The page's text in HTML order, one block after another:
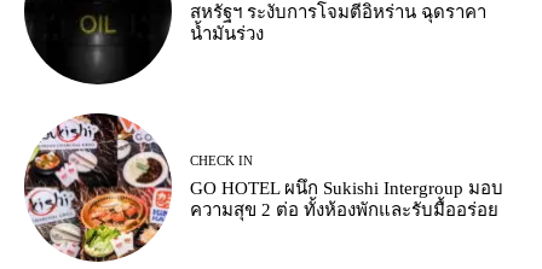
สหรัฐฯ ระงับการโจมตีอิหร่าน ฉุดราคา
น้ำมันร่วง
CHECK IN
GO HOTEL ผนึก Sukishi Intergroup มอบ
ความสุข 2 ต่อ ทั้งห้องพักและรับมื้ออร่อย